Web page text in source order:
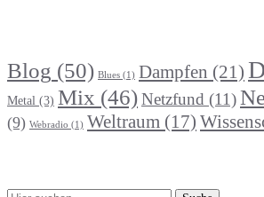
Blog (50) Blues (1) Dampfen (21)
Metal (3) Mix (46)Netzfund (11)
(9) Webradio (1) Weltraum (17)